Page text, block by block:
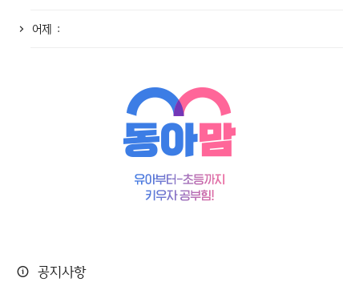
어제 :
공지사항